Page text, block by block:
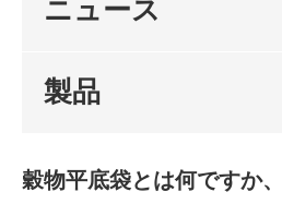
ニュース
製品
穀物平底袋とは何ですか